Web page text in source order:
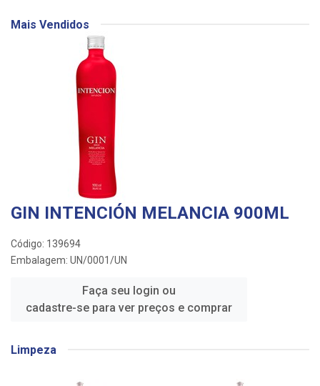
Mais Vendidos
GIN INTENCIÓN MELANCIA 900ML
Código: 139694
Embalagem: UN/0001/UN
Faça seu login ou
cadastre-se para ver preços e comprar
Limpeza